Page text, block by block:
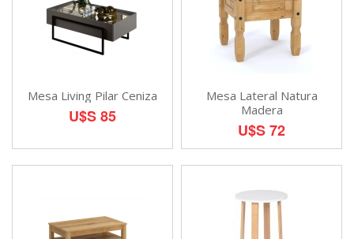
Mesa Living Pilar Ceniza
U$S 85
Mesa Lateral Natura
Madera
U$S 72